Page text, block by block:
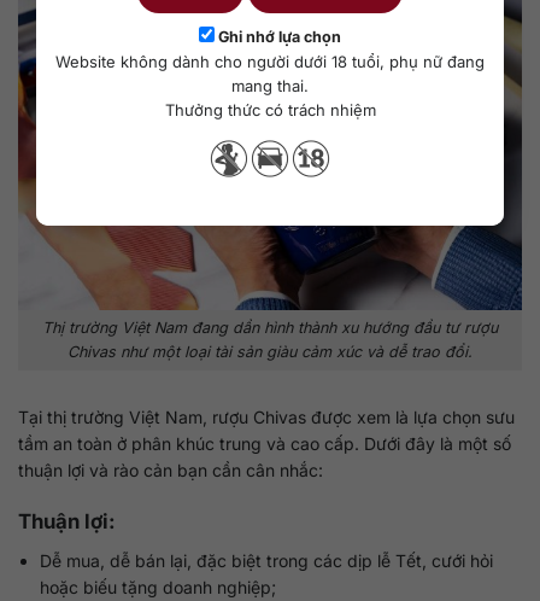
Ghi nhớ lựa chọn
Website không dành cho người dưới 18 tuổi, phụ nữ đang
mang thai.
Thưởng thức có trách nhiệm
Thị trường Việt Nam đang dần hình thành xu hướng đầu tư rượu
Chivas như một loại tài sản giàu cảm xúc và dễ trao đổi.
Tại thị trường Việt Nam, rượu Chivas được xem là lựa chọn sưu
tầm an toàn ở phân khúc trung và cao cấp. Dưới đây là một số
thuận lợi và rào cản bạn cần cân nhắc:
Thuận lợi:
Dễ mua, dễ bán lại, đặc biệt trong các dịp lễ Tết, cưới hỏi
hoặc biếu tặng doanh nghiệp;